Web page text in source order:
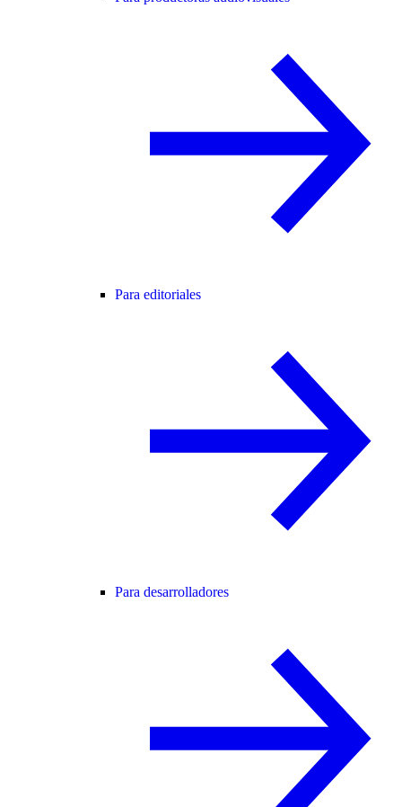
Para editoriales
Para desarrolladores